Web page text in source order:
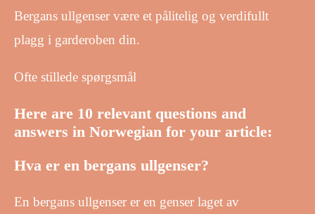
Bergans ullgenser være et pålitelig og verdifullt
plagg i garderoben din.
Ofte stillede spørgsmål
Here are 10 relevant questions and
answers in Norwegian for your article:
Hva er en bergans ullgenser?
En bergans ullgenser er en genser laget av